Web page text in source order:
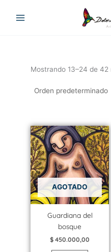
Mostrando 13–24 de 42
AGOTADO
Guardiana del
bosque
$ 450.000,00